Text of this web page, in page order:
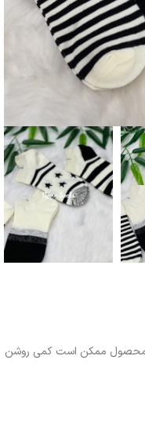
محصول ممکن است کمی روشن